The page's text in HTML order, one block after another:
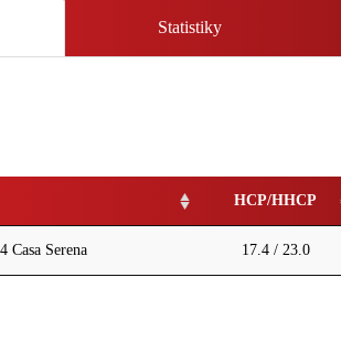
Statistiky
HCP/HHCP
Serena 17.4 / 23.0